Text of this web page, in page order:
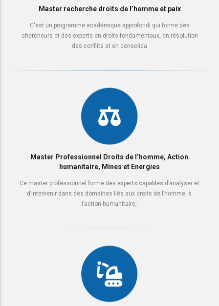
Master recherche droits de l’homme et paix
C'est un programme académique approfondi qui forme des
chercheurs et des experts en droits fondamentaux, en résolution
des conflits et en consolida
Master Professionnel Droits de l’homme, Action
humanitaire, Mines et Energies
Ce master professionnel forme des experts capables d’analyser et
d’intervenir dans des domaines liés aux droits de l’homme, à
l’action humanitaire,